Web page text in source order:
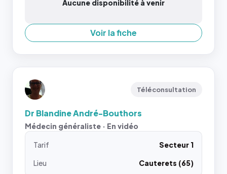
Aucune disponibilité à venir
Voir la fiche
Téléconsultation
Dr Blandine André-Bouthors
Médecin généraliste · En vidéo
Tarif
Secteur 1
Lieu
Cauterets (65)